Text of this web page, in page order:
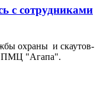
с сотрудниками
охраны и скаутов-
ПМЦ "Агапа".